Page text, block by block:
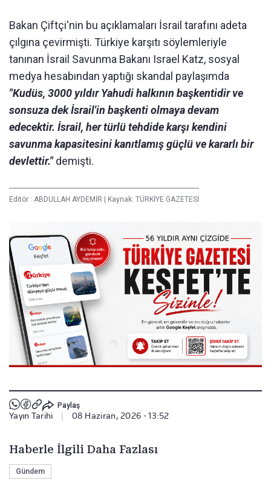
Bakan Çiftçi'nin bu açıklamaları İsrail tarafını adeta
çılgına çevirmişti. Türkiye karşıtı söylemleriyle
tanınan İsrail Savunma Bakanı Israel Katz, sosyal
medya hesabından yaptığı skandal paylaşımda
"Kudüs, 3000 yıldır Yahudi halkının başkentidir ve
sonsuza dek İsrail'in başkenti olmaya devam
edecektir. İsrail, her türlü tehdide karşı kendini
savunma kapasitesini kanıtlamış güçlü ve kararlı bir
devlettir."demişti.
Editör : ABDULLAH AYDEMİR Kaynak: TÜRKİYE GAZETESİ
Paylaş
Yayın Tarihi 08 Haziran, 2026 - 13:52
Haberle İlgili Daha Fazlası
Gündem